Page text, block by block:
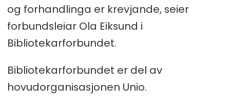
og forhandlinga er krevjande, seier
forbundsleiar Ola Eiksund i
Bibliotekarforbundet.
Bibliotekarforbundet er del av
hovudorganisasjonen Unio.